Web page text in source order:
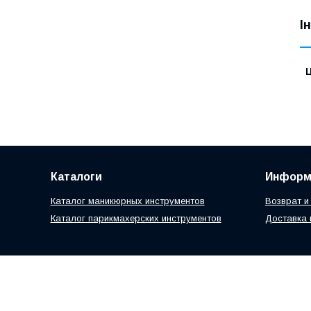
Каталоги
Каталог маникюрных инструментов
Каталог парикмахерских инструментов
Возврат
Доставка